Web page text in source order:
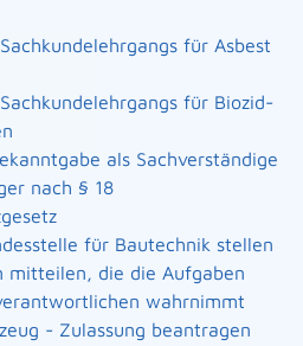
für Asbest
für Biozid-
als Sachverständige
nach § 18
für Bautechnik stellen
mitteilen, die die Aufgaben
wahrnimmt
- Zulassung beantragen